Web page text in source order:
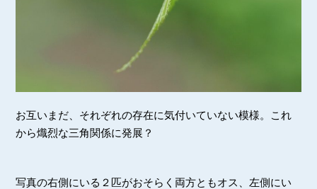
お互いまだ、それぞれの存在に気付いていない模様。これ
から熾烈な三角関係に発展？
写真の右側にいる２匹がおそらく両方ともオス、左側にい